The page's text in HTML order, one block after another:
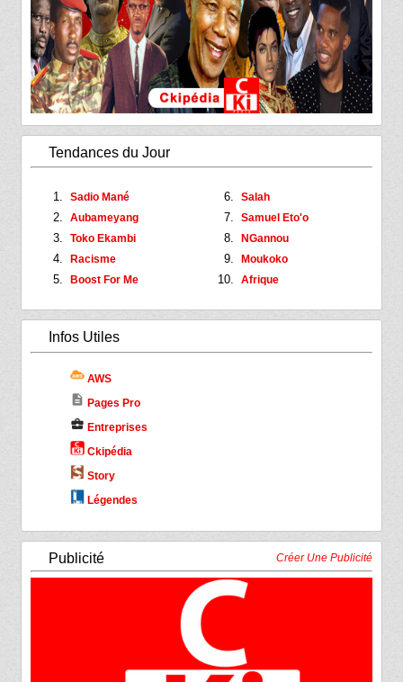
Tendances du Jour
Sadio Mané
Aubameyang
Toko Ekambi
Racisme
Boost For Me
Salah
Samuel Eto'o
NGannou
Moukoko
Afrique
Infos Utiles
AWS
description Pages Pro
business_center Entreprises
Ckipédia
Story
Légendes
Publicité Créer Une Publicité